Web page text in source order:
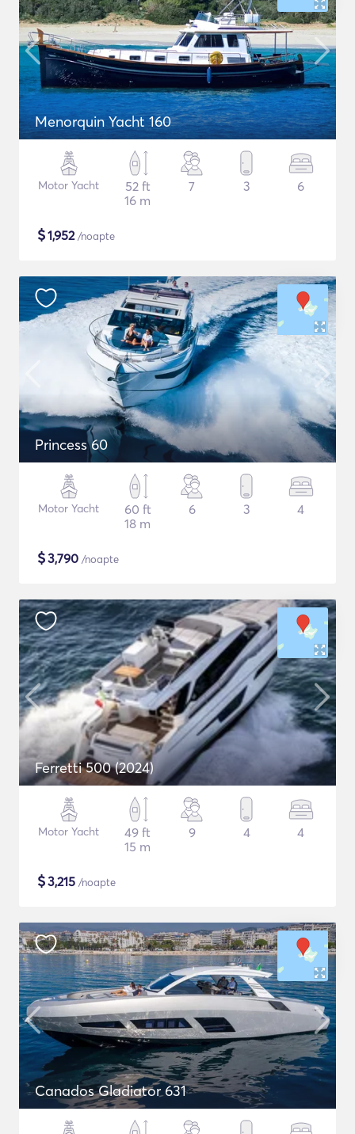
Menorquin Yacht 160
Motor Yacht
52 ft
16 m
7 3 6
$1,952/noapte
Princess 60
Motor Yacht
60 ft
18 m
6 3 4
$3,790 /noapte
Ferretti 500 (2024)
Motor Yacht
49 ft
15 m
9 4 4
$3,215 /noapte
Canados Gladiator 631